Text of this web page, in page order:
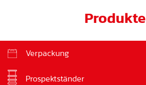
Produkte
Verpackung
Prospektständer